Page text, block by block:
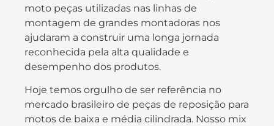
moto peças utilizadas nas linhas de
montagem de grandes montadoras nos
ajudaram a construir uma longa jornada
reconhecida pela alta qualidade e
desempenho dos produtos.
Hoje temos orgulho de ser referência no
mercado brasileiro de peças de reposição para
motos de baixa e média cilindrada. Nosso mix